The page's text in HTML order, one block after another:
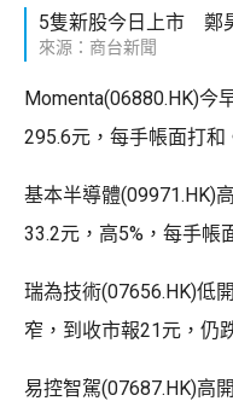
5隻新股今日上市 鄭
來源：商台新聞
Momenta(06880.HK)今
295.6元，每手帳面打和
基本半導體(09971.HK)
33.2元，高5%，每手帳
瑞為技術(07656.HK)低
窄，到收市報21元，仍
易控智駕(07687.HK)高